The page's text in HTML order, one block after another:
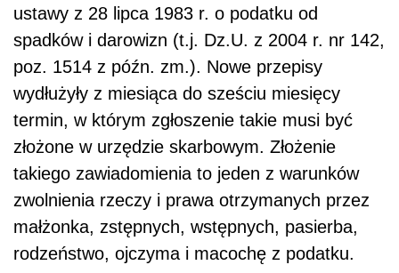
ustawy z 28 lipca 1983 r. o podatku od
spadków i darowizn (t.j. Dz.U. z 2004 r. nr 142,
poz. 1514 z późn. zm.). Nowe przepisy
wydłużyły z miesiąca do sześciu miesięcy
termin, w którym zgłoszenie takie musi być
złożone w urzędzie skarbowym. Złożenie
takiego zawiadomienia to jeden z warunków
zwolnienia rzeczy i prawa otrzymanych przez
małżonka, zstępnych, wstępnych, pasierba,
rodzeństwo, ojczyma i macochę z podatku.